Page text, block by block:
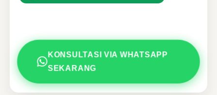
KONSULTASI VIA WHATSAPP
SEKARANG